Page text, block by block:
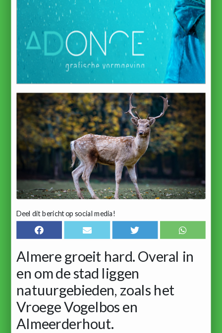
Deel dit bericht op social media!
Almere groeit hard. Overal in
en om de stad liggen
natuurgebieden, zoals het
Vroege Vogelbos en
Almeerderhout.